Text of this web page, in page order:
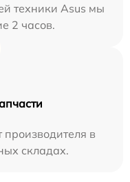
техники Asus мы
2 часов.
производителя в
складах.